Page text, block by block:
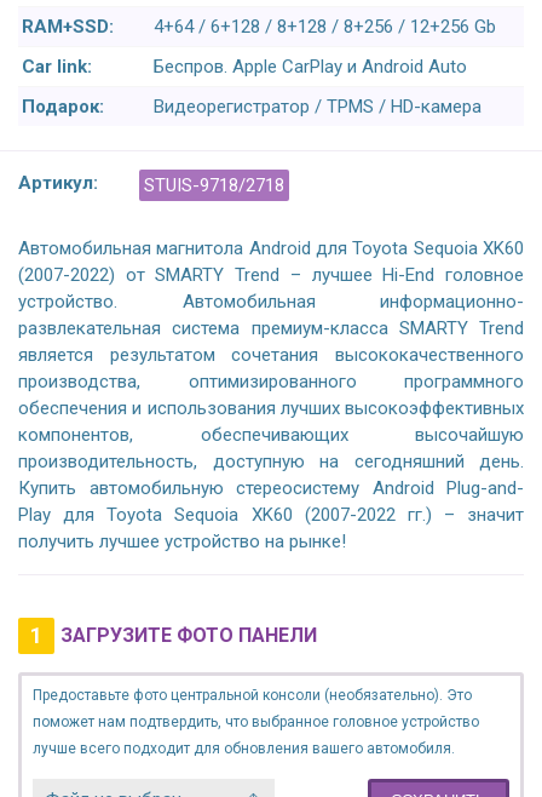
RAM+SSD:
4+64 / 6+128 / 8+128 / 8+256 / 12+256 Gb
Car link:
Беспров. Apple CarPlay и Android Auto
Подарок:
Видеорегистратор / TPMS / HD-камера
Артикул: STUIS-9718/2718
Автомобильная магнитола Android для Toyota Sequoia XK60
(2007-2022) от SMARTY Trend – лучшее Hi-End головное
устройство. Автомобильная информационно-
развлекательная система премиум-класса SMARTY Trend
является результатом сочетания высококачественного
производства, оптимизированного программного
обеспечения и использования лучших высокоэффективных
компонентов, обеспечивающих высочайшую
производительность, доступную на сегодняшний день.
Купить автомобильную стереосистему Android Plug-and-
Play для Toyota Sequoia XK60 (2007-2022 гг.) – значит
получить лучшее устройство на рынке!
1 ЗАГРУЗИТЕ ФОТО ПАНЕЛИ
Предоставьте фото центральной консоли (необязательно). Это
поможет нам подтвердить, что выбранное головное устройство
лучше всего подходит для обновления вашего автомобиля.